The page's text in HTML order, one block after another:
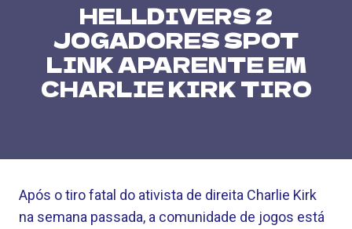
HELLDIVERS 2
JOGADORES SPOT
LINK APARENTE EM
CHARLIE KIRK TIRO
Após o tiro fatal do ativista de direita Charlie Kirk
na semana passada, a comunidade de jogos está